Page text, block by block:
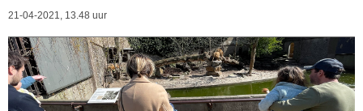
21-04-2021, 13.48 uur